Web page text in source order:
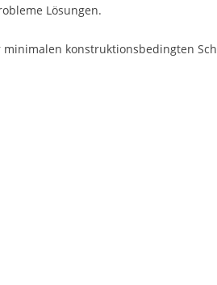
Lösungen.
konstruktionsbedingten